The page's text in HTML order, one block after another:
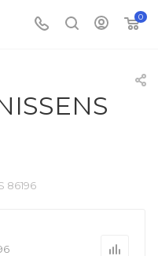
0
86196